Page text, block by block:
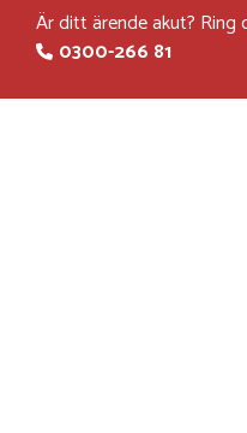
Är ditt ärende akut? Ring
0300-266 81